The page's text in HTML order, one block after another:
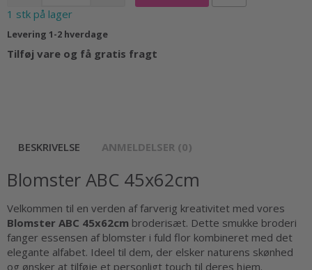
1 stk på lager
Levering 1-2 hverdage
Tilføj vare og få gratis fragt
BESKRIVELSE ANMELDELSER (0)
Blomster ABC 45x62cm
Velkommen til en verden af farverig kreativitet med vores
Blomster ABC 45x62cm broderisæt. Dette smukke broderi
fanger essensen af blomster i fuld flor kombineret med det
elegante alfabet. Ideel til dem, der elsker naturens skønhed
og ønsker at tilføje et personligt touch til deres hjem.